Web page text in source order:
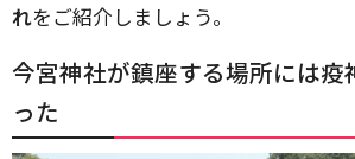
れをご紹介しましょう。
今宮神社が鎮座する場所には疫
った